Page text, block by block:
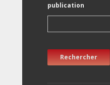
publication
Rechercher